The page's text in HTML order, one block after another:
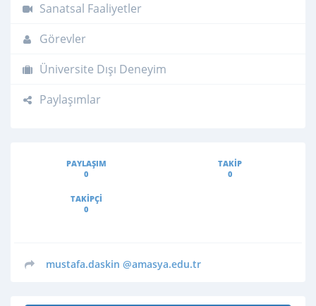
Sanatsal Faaliyetler
Görevler
Üniversite Dışı Deneyim
Paylaşımlar
PAYLAŞIM
0
TAKIP
0
TAKIPÇI
0
mustafa.daskin @amasya.edu.tr